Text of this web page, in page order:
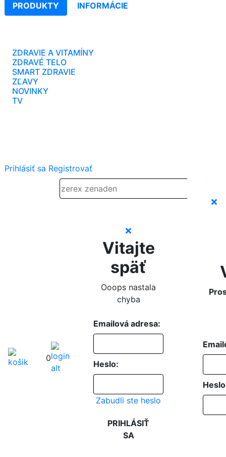
PRODUKTY INFORMÁCIE
ZDRAVIE A VITAMÍNY
ZDRAVÉ TELO
SMART ZDRAVIE
ZĽAVY
NOVINKY
TV
Prihlásiť sa Registrovať
0
Vitajte
späť
Ooops nastala
chyba
Emailová adresa:
Heslo:
Zabudli ste heslo
PRIHLÁSIŤ
SA